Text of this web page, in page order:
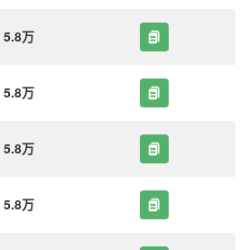
5.8万
5.8万
5.8万
5.8万